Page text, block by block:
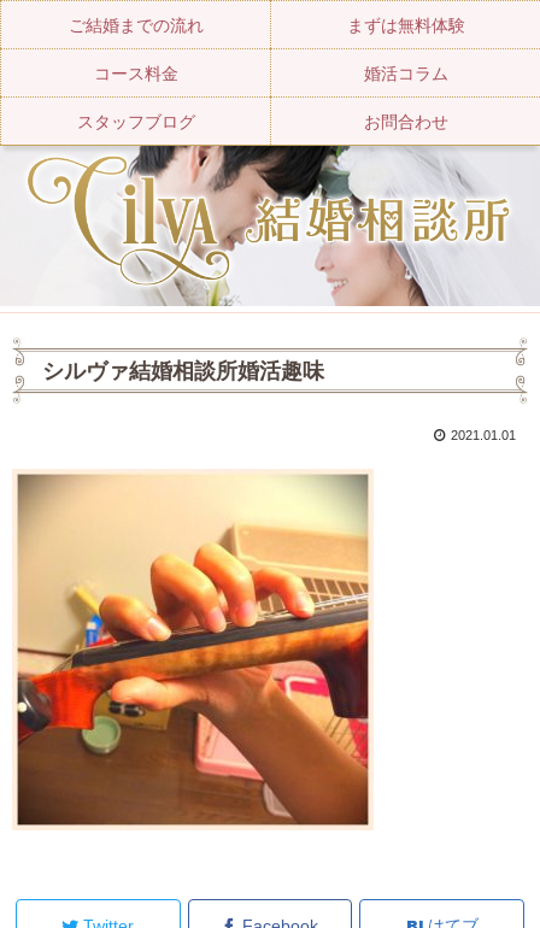
ご結婚までの流れ まずは無料体験
コース料金 婚活コラム
スタッフブログ お問合わせ
シルヴァ結婚相談所婚活趣味
2021.01.01